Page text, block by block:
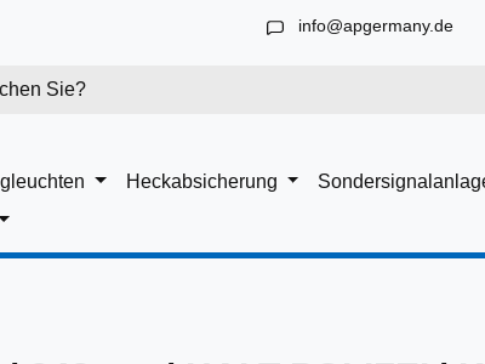
info@apgermany.de
Heckabsicherung